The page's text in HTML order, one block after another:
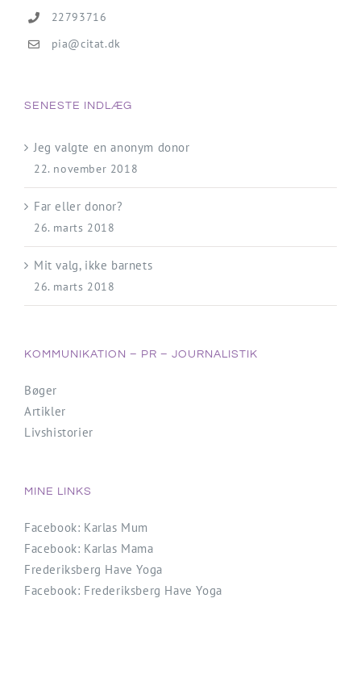
22793716
pia@citat.dk
SENESTE INDLÆG
Jeg valgte en anonym donor
22. november 2018
Far eller donor?
26. marts 2018
Mit valg, ikke barnets
26. marts 2018
KOMMUNIKATION – PR – JOURNALISTIK
Bøger
Artikler
Livshistorier
MINE LINKS
Facebook: Karlas Mum
Facebook: Karlas Mama
Frederiksberg Have Yoga
Facebook: Frederiksberg Have Yoga